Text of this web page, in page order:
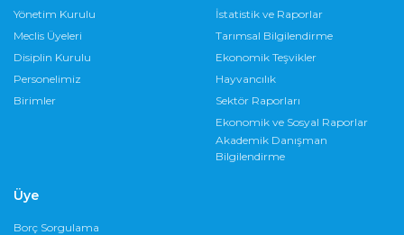
Yönetim Kurulu
Meclis Üyeleri
Disiplin Kurulu
Personelimiz
Birimler
İstatistik ve Raporlar
Tarımsal Bilgilendirme
Ekonomik Teşvikler
Hayvancılık
Sektör Raporları
Ekonomik ve Sosyal Raporlar
Akademik Danışman
Bilgilendirme
Üye
Borç Sorgulama